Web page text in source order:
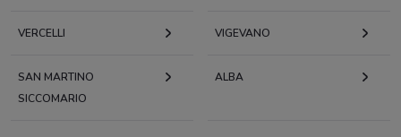
VERCELLI VIGEVANO
SAN MARTINO
SICCOMARIO
ALBA